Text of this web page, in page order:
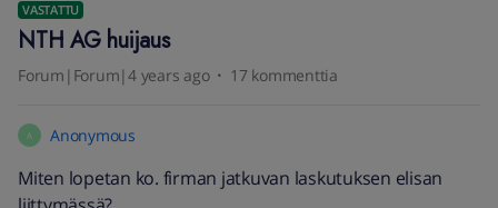
VASTATTU
NTH AG huijaus
Forum|Forum|4 years ago 17 kommenttia
A Anonymous
Miten lopetan ko. firman jatkuvan laskutuksen elisan